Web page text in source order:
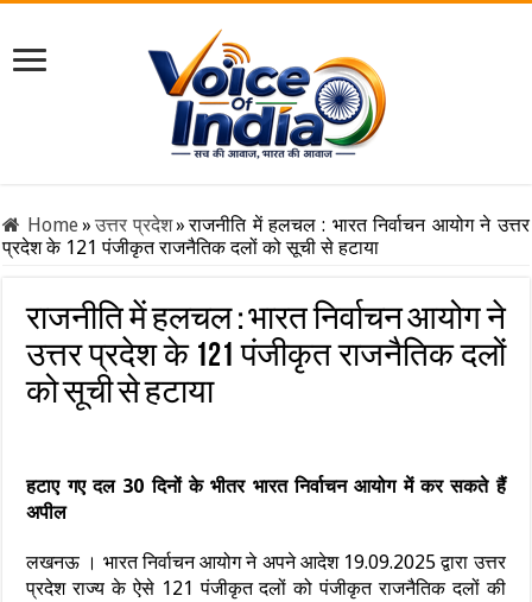
Home»उत्तर प्रदेश» राजनीति में हलचल : भारत निर्वाचन आयोग ने उत्तर
प्रदेश के 121 पंजीकृत राजनैतिक दलों को सूची से हटाया
राजनीति में हलचल : भारत निर्वाचन आयोग ने
उत्तर प्रदेश के 121 पंजीकृत राजनैतिक दलों
को सूची से हटाया
हटाए गए दल 30 दिनों के भीतर भारत निर्वाचन आयोग में कर सकते हैं
अपील
लखनऊ । भारत निर्वाचन आयोग ने अपने आदेश 19.09.2025 द्वारा उत्तर
प्रदेश राज्य के ऐसे 121 पंजीकृत दलों को पंजीकृत राजनैतिक दलों की